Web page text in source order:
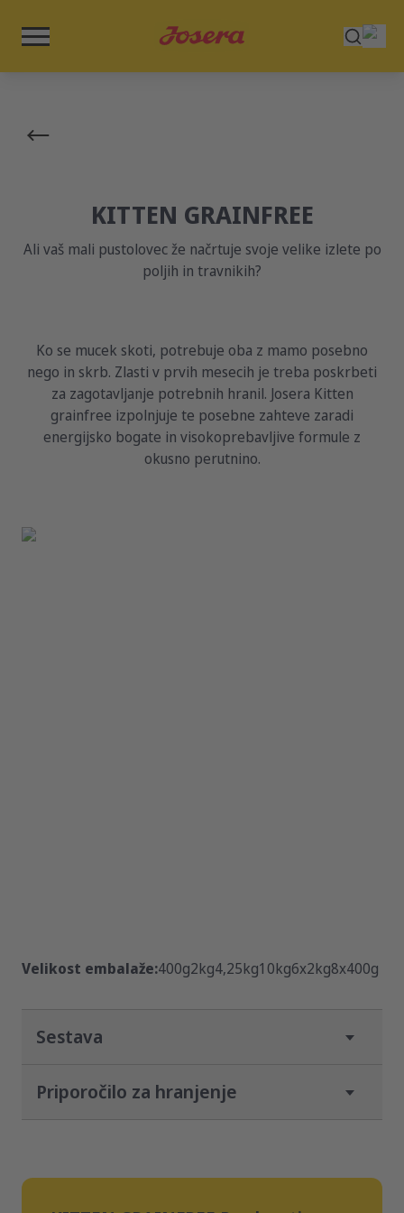
KITTEN GRAINFREE
Ali vaš mali pustolovec že načrtuje svoje velike izlete po
poljih in travnikih?
Ko se mucek skoti, potrebuje oba z mamo posebno
nego in skrb. Zlasti v prvih mesecih je treba poskrbeti
za zagotavljanje potrebnih hranil. Josera Kitten
grainfree izpolnjuje te posebne zahteve zaradi
energijsko bogate in visokoprebavljive formule z
okusno perutnino.
Velikost embalaže:400g2kg4,25kg10kg6x2kg8x400g
Sestava
Priporočilo za hranjenje
Starost v mesecih
Količina hrane / 24 ur